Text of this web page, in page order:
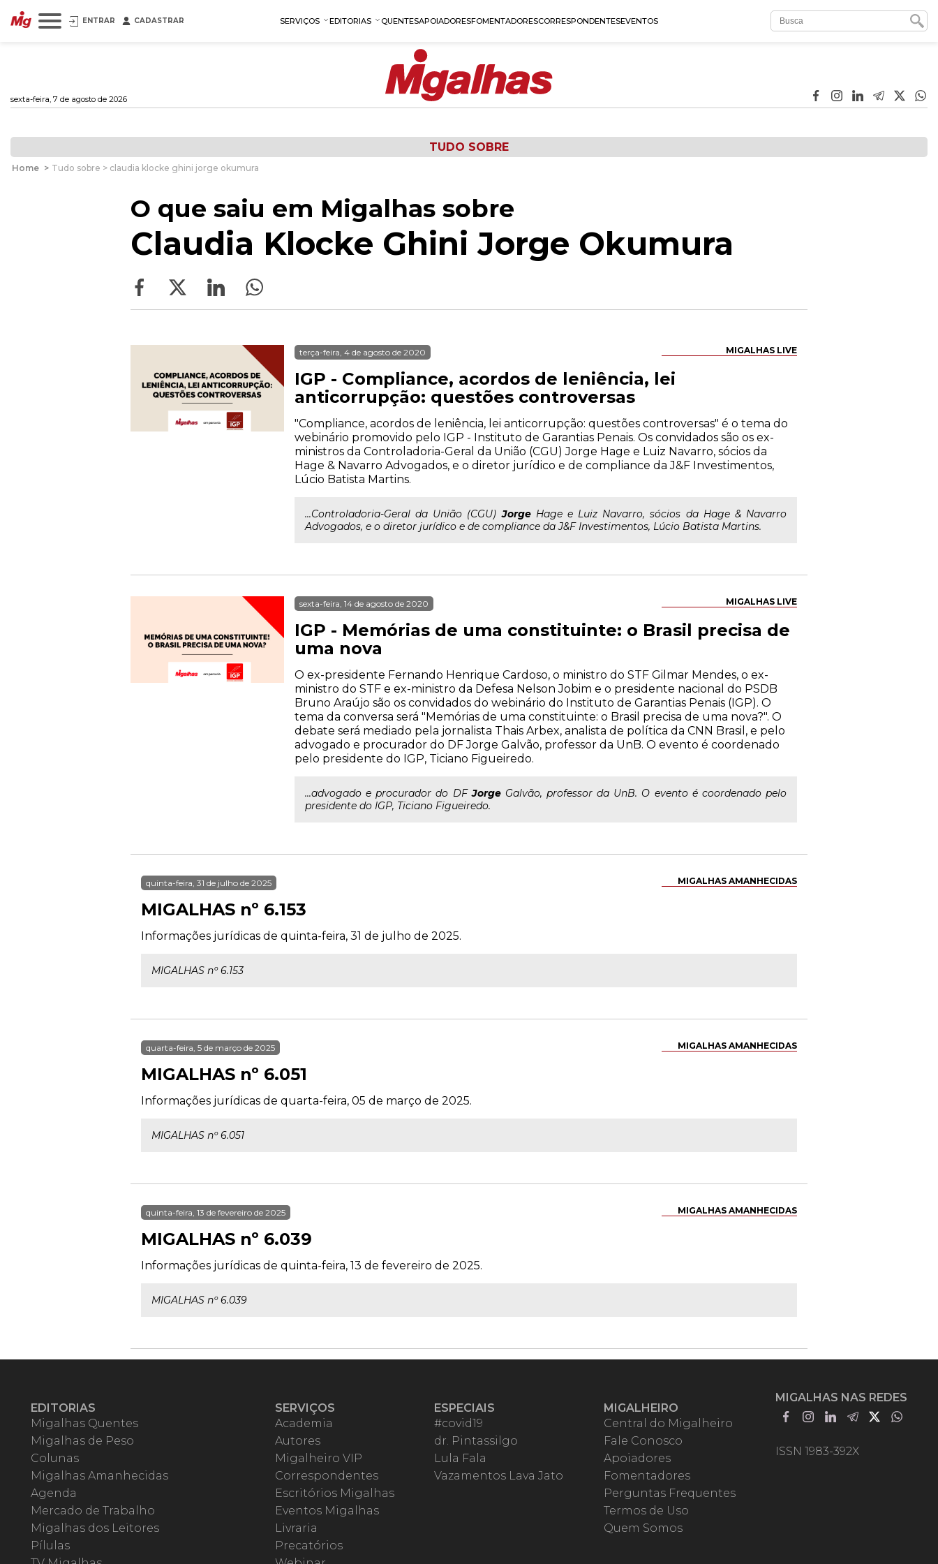
ENTRAR CADASTRAR SERVIÇOS EDITORIAS QUENTESAPOIADORESFOMENTADORESCORRESPONDENTESEVENTOS
sexta-feira, 7 de agosto de 2026
TUDO SOBRE
Home > Tudo sobre > claudia klocke ghini jorge okumura
O que saiu em Migalhas sobre
Claudia Klocke Ghini Jorge Okumura
MIGALHAS LIVE
terça-feira, 4 de agosto de 2020
IGP - Compliance, acordos de leniência, lei
anticorrupção: questões controversas
"Compliance, acordos de leniência, lei anticorrupção: questões controversas" é o tema do
webinário promovido pelo IGP - Instituto de Garantias Penais. Os convidados são os ex-
ministros da Controladoria-Geral da União (CGU) Jorge Hage e Luiz Navarro, sócios da
Hage & Navarro Advogados, e o diretor jurídico e de compliance da J&F Investimentos,
Lúcio Batista Martins.
...Controladoria-Geral da União (CGU)JorgeHage e Luiz Navarro, sócios da Hage & Navarro
Advogados, e o diretor jurídico e de compliance da J&F Investimentos, Lúcio Batista Martins.
MIGALHAS LIVE
sexta-feira, 14 de agosto de 2020
IGP - Memórias de uma constituinte: o Brasil precisa de
uma nova
O ex-presidente Fernando Henrique Cardoso, o ministro do STF Gilmar Mendes, o ex-
ministro do STF e ex-ministro da Defesa Nelson Jobim e o presidente nacional do PSDB
Bruno Araújo são os convidados do webinário do Instituto de Garantias Penais (IGP). O
tema da conversa será "Memórias de uma constituinte: o Brasil precisa de uma nova?". O
debate será mediado pela jornalista Thais Arbex, analista de política da CNN Brasil, e pelo
advogado e procurador do DF Jorge Galvão, professor da UnB. O evento é coordenado
pelo presidente do IGP, Ticiano Figueiredo.
...advogado e procurador do DFJorgeGalvão, professor da UnB. O evento é coordenado pelo
presidente do IGP, Ticiano Figueiredo.
MIGALHAS AMANHECIDAS
quinta-feira, 31 de julho de 2025
MIGALHAS nº 6.153
Informações jurídicas de quinta-feira, 31 de julho de 2025.
MIGALHAS nº 6.153
MIGALHAS AMANHECIDAS
quarta-feira, 5 de março de 2025
MIGALHAS nº 6.051
Informações jurídicas de quarta-feira, 05 de março de 2025.
MIGALHAS nº 6.051
MIGALHAS AMANHECIDAS
quinta-feira, 13 de fevereiro de 2025
MIGALHAS nº 6.039
Informações jurídicas de quinta-feira, 13 de fevereiro de 2025.
MIGALHAS nº 6.039
EDITORIAS
Migalhas Quentes
Migalhas de Peso
Colunas
Migalhas Amanhecidas
Agenda
Mercado de Trabalho
Migalhas dos Leitores
Pílulas
SERVIÇOS
Academia
Autores
Migalheiro VIP
Correspondentes
Escritórios Migalhas
Eventos Migalhas
Livraria
Precatórios
ESPECIAIS
#covid19
dr. Pintassilgo
Lula Fala
Vazamentos Lava Jato
MIGALHEIRO
Central do Migalheiro
Fale Conosco
Apoiadores
Fomentadores
Perguntas Frequentes
Termos de Uso
Quem Somos
MIGALHAS NAS REDES
ISSN 1983-392X